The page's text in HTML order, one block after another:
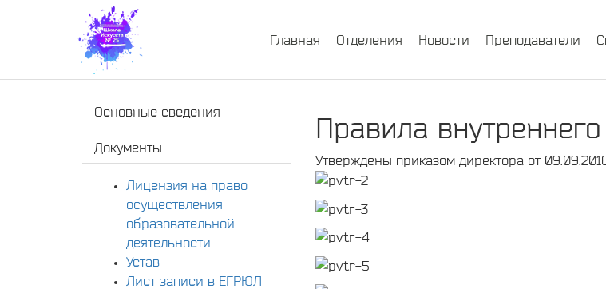
Главная Отделения Новости Преподаватели
Основные сведения
Документы
Лицензия на право
осуществления
образовательной
деятельности
Устав
Лист записи в ЕГРЮЛ
Правила
Утверждены приказом директора от